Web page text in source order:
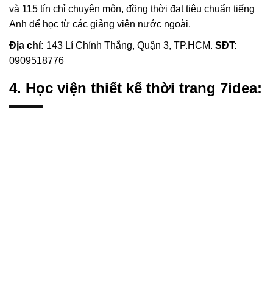
và 115 tín chỉ chuyên môn, đồng thời đạt tiêu chuẩn tiếng
Anh để học từ các giảng viên nước ngoài.
Địa chỉ: 143 Lí Chính Thắng, Quận 3, TP.HCM. SĐT:
0909518776
4. Học viện thiết kế thời trang 7idea: